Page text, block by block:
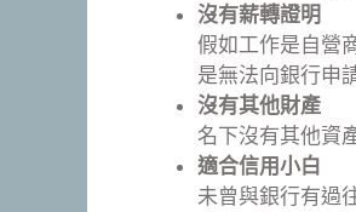
沒有薪轉證明
假如工作是自營
是無法向銀行申
沒有其他財產
名下沒有其他資
適合信用小白
未曾與銀行有過